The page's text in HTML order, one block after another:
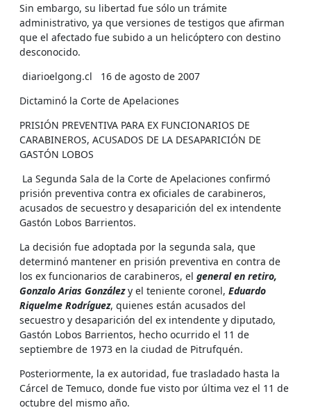
Sin embargo, su libertad fue sólo un trámite
administrativo, ya que versiones de testigos que afirman
que el afectado fue subido a un helicóptero con destino
desconocido.
diarioelgong.cl 16 de agosto de 2007
Dictaminó la Corte de Apelaciones
PRISIÓN PREVENTIVA PARA EX FUNCIONARIOS DE
CARABINEROS, ACUSADOS DE LA DESAPARICIÓN DE
GASTÓN LOBOS
La Segunda Sala de la Corte de Apelaciones confirmó
prisión preventiva contra ex oficiales de carabineros,
acusados de secuestro y desaparición del ex intendente
Gastón Lobos Barrientos.
La decisión fue adoptada por la segunda sala, que
determinó mantener en prisión preventiva en contra de
los ex funcionarios de carabineros, el general en retiro,
Gonzalo Arias Gonzálezy el teniente coronel, Eduardo
Riquelme Rodríguez, quienes están acusados del
secuestro y desaparición del ex intendente y diputado,
Gastón Lobos Barrientos, hecho ocurrido el 11 de
septiembre de 1973 en la ciudad de Pitrufquén.
Posteriormente, la ex autoridad, fue trasladado hasta la
Cárcel de Temuco, donde fue visto por última vez el 11 de
octubre del mismo año.